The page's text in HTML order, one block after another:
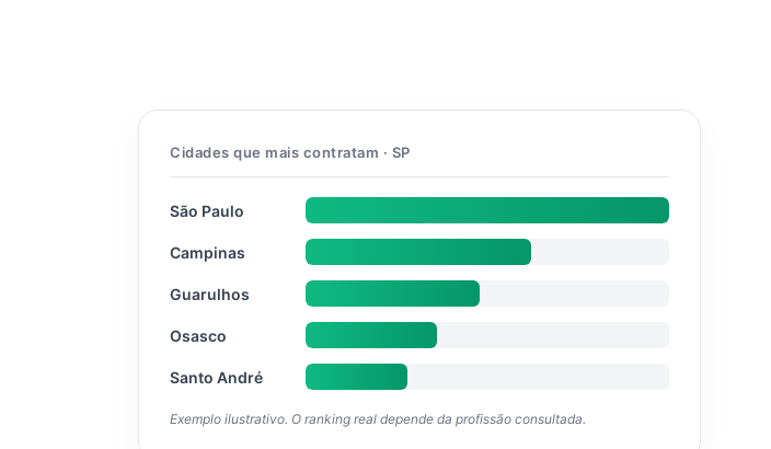
Cidades que mais contratam · SP
São Paulo
Campinas
Guarulhos
Osasco
Santo André
Exemplo ilustrativo. O ranking real depende da profissão consultada.